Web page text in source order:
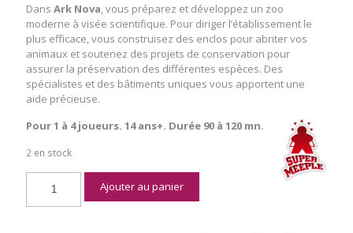
Dans Ark Nova , vous préparez et développez un zoo
moderne à visée scientifique. Pour diriger l’établissement le
plus efficace, vous construisez des enclos pour abriter vos
animaux et soutenez des projets de conservation pour
assurer la préservation des différentes espèces. Des
spécialistes et des bâtiments uniques vous apportent une
aide précieuse.
Pour 1 à 4 joueurs. 14 ans+. Durée 90 à 120 mn.
2 en stock
Ark
Ajouter au panier